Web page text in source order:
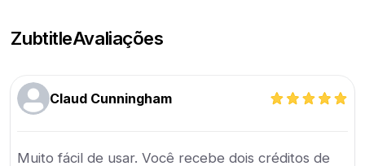
ZubtitleAvaliações
Claud Cunningham
Muito fácil de usar. Você recebe dois créditos de